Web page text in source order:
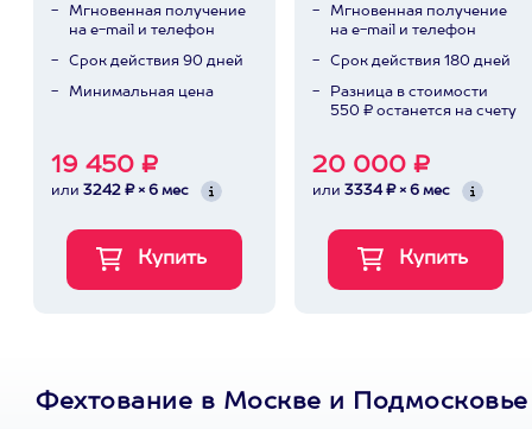
Мгновенная получение
на e-mail и телефон
Срок действия 90 дней
Минимальная цена
19 450 ₽
или 3242 ₽ × 6 мес
Мгновенная получение
на e-mail и телефон
Срок действия 180 дней
Разница в стоимости
550 ₽ останется на счету
20 000 ₽
или 3334 ₽ × 6 мес
Фехтование в Москве и Подмосковье